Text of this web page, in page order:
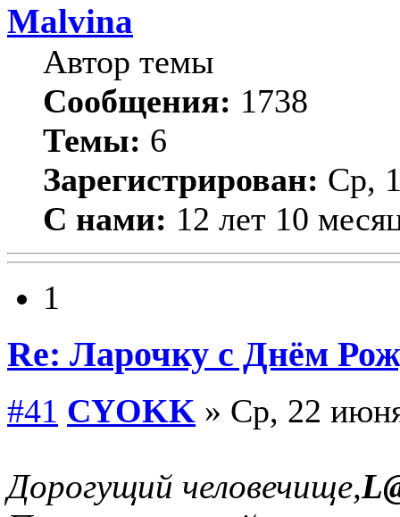
Malvina
Автор темы
Сообщения: 1738
Темы: 6
Зарегистрирован: Ср,
С нами: 12 лет 10
1
Re: Ларочку с Днём
#41 CYOKK » Ср, 22
Дорогущий человечище,